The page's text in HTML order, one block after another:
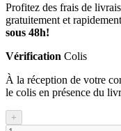
Profitez des frais de
gratuitement et
sous 48h!
Vérification Colis
À la réception de votre
le colis en présence du
+